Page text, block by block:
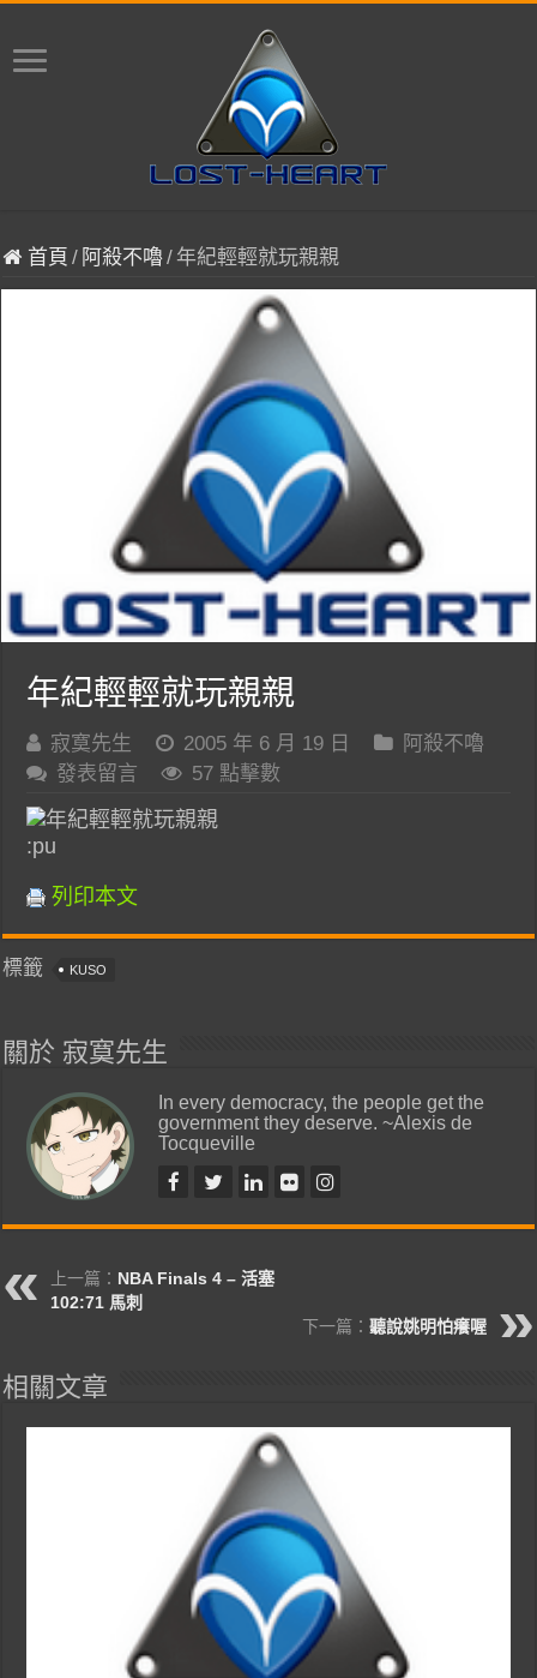
首頁 / 阿殺不嚕/ 年紀輕輕就玩親親
年紀輕輕就玩親親
寂寞先生 2005 年 6 月 19 日
阿殺不嚕
發表留言
57 點擊數
:pu
列印本文
標籤 KUSO
關於 寂寞先生
In every democracy, the people get the
government they deserve. ~Alexis de
Tocqueville
上一篇： NBA Finals 4 – 活塞
102:71 馬刺
下一篇： 聽說姚明怕癢喔
相關文章